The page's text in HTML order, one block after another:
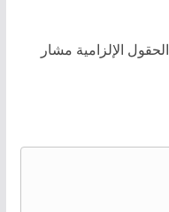
الحقول الإلزامية مشار